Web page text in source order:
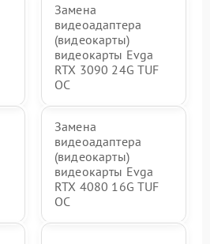
Замена
видеоадаптера
(видеокарты)
видеокарты Evga
RTX 3090 24G TUF
OC
Замена
видеоадаптера
(видеокарты)
видеокарты Evga
RTX 4080 16G TUF
OC